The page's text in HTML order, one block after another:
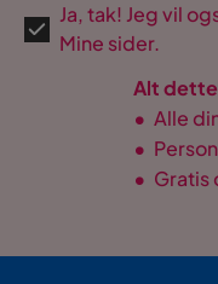
Ja, tak! Jeg vil
Mine sider.
Alt
• Alle
•
• Gratis